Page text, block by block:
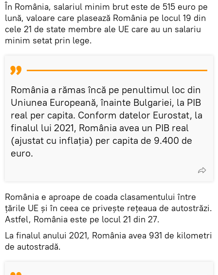
În România, salariul minim brut este de 515 euro pe
lună, valoare care plasează România pe locul 19 din
cele 21 de state membre ale UE care au un salariu
minim setat prin lege.
România a rămas încă pe penultimul loc din
Uniunea Europeană, înainte Bulgariei, la PIB
real per capita. Conform datelor Eurostat, la
finalul lui 2021, România avea un PIB real
(ajustat cu inflaţia) per capita de 9.400 de
euro.
România e aproape de coada clasamentului între
țările UE și în ceea ce privește rețeaua de autostrăzi.
Astfel, România este pe locul 21 din 27.
La finalul anului 2021, România avea 931 de kilometri
de autostradă.